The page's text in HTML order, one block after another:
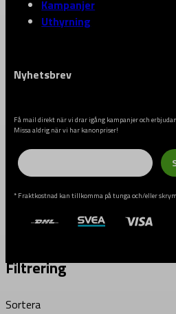
Kampanjer
Uthyrning
Nyhetsbrev
Få mail direkt när vi drar igång kampanjer och
Missa aldrig när vi har kanonpriser!
Email
* Fraktkostnad kan tillkomma på tunga och/eller
Filtrering
Sortera